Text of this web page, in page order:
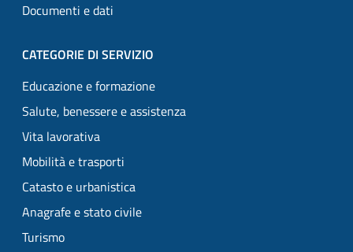
Documenti e dati
CATEGORIE DI SERVIZIO
Educazione e formazione
Salute, benessere e assistenza
Vita lavorativa
Mobilità e trasporti
Catasto e urbanistica
Anagrafe e stato civile
Turismo